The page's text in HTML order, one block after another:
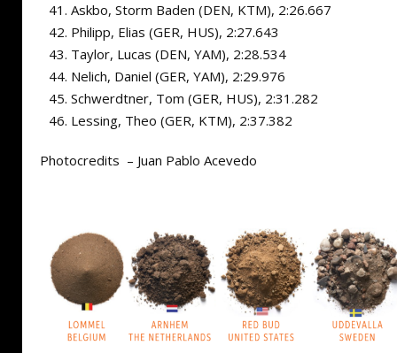
Askbo, Storm Baden (DEN, KTM), 2:26.667
Philipp, Elias (GER, HUS), 2:27.643
Taylor, Lucas (DEN, YAM), 2:28.534
Nelich, Daniel (GER, YAM), 2:29.976
Schwerdtner, Tom (GER, HUS), 2:31.282
Lessing, Theo (GER, KTM), 2:37.382
Photocredits – Juan Pablo Acevedo